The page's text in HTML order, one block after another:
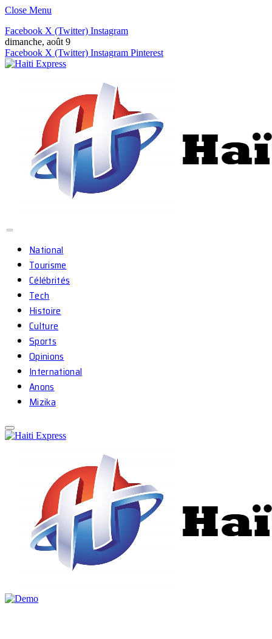
Close Menu
Facebook X (Twitter) Instagram
dimanche, août 9
Facebook X (Twitter) Instagram Pinterest
National
Tourisme
Célébrités
Tech
Histoire
Culture
Sports
Opinions
International
Anons
Mizika